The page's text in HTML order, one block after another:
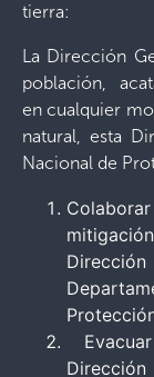
tierra:
La Dirección
población,
en cualquier
natural, esta
Nacional de